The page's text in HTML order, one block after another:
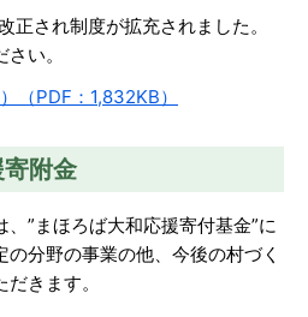
正され制度が拡充されました。
い。
（PDF：1,832KB）
附金
”まほろば大和応援寄付基金”に
分野の事業の他、今後の村づく
きます。